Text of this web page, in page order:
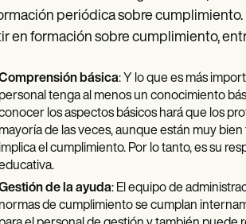
periódica sobre
en formación sobre cumplimiento,
básica: Y lo que es más
personal tenga al menos un conocimiento
los aspectos básicos hará que los
mayoría de las veces, aunque están muy
implica el cumplimiento. Por lo tanto, es su
de la ayuda: El equipo de
normas de cumplimiento se cumplan